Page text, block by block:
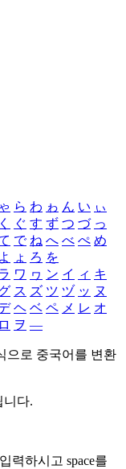
ゃ ら わ ゎ ん い ぃ
く ぐ す ず つ づ っ
で ね へ べ ぺ め
よ ょ ろ を
ワ ヮ ン イ ィ キ
ス ズ ツ ヅ ッ ヌ
ヘ ベ ペ メ レ オ
ロ ヲ ―
으로 중국어를 변환
니다.
력하시고 space를